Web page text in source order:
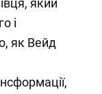
який
і
як Вейд